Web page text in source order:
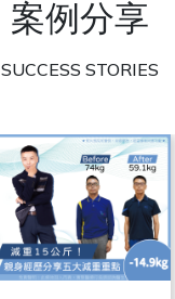
案例分享
SUCCESS STORIES